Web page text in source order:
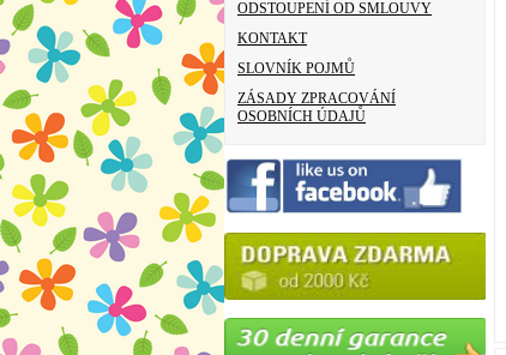
ODSTOUPENÍ OD SMLOUVY
KONTAKT
SLOVNÍK POJMŮ
ZÁSADY ZPRACOVÁNÍ
OSOBNÍCH ÚDAJŮ